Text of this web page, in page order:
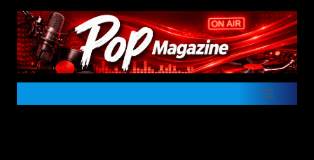
Doorgaan
naar
inhoud